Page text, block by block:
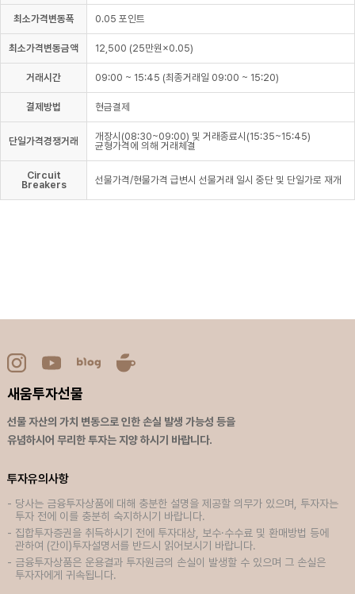
최소가격변동폭 0.05 포인트
최소가격변동금액 12,500 (25만원×0.05)
거래시간 09:00 ~ 15:45 (최종거래일 09:00 ~ 15:20)
결제방법 현금결제
단일가격경쟁거래
개장시(08:30~09:00) 및 거래종료시(15:35~15:45)
균형가격에 의해 거래체결
Circuit
Breakers
선물가격/현물가격 급변시 선물거래 일시 중단 및 단일가로 재개
새움투자선물
선물 자산의 가치 변동으로 인한 손실 발생 가능성 등을
유념하시어 무리한 투자는 지양 하시기 바랍니다.
투자유의사항
당사는 금융투자상품에 대해 충분한 설명을 제공할 의무가 있으며, 투자자는
투자 전에 이를 충분히 숙지하시기 바랍니다.
집합투자증권을 취득하시기 전에 투자대상, 보수·수수료 및 환매방법 등에
관하여 (간이)투자설명서를 반드시 읽어보시기 바랍니다.
금융투자상품은 운용결과 투자원금의 손실이 발생할 수 있으며 그 손실은
투자자에게 귀속됩니다.